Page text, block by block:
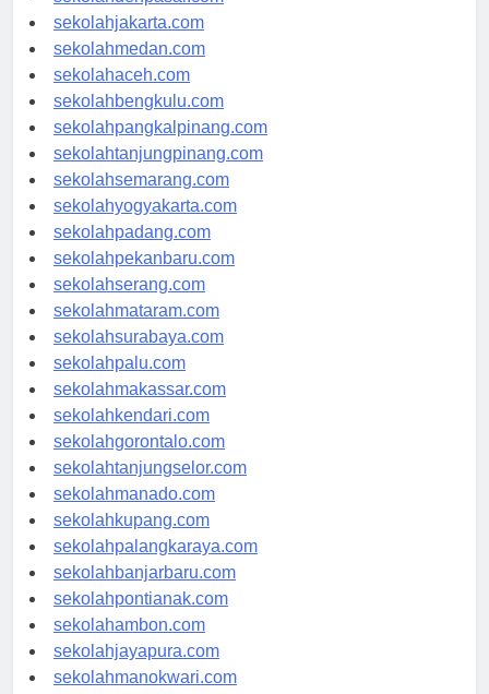
sekolahdenpasar.com
sekolahjakarta.com
sekolahmedan.com
sekolahaceh.com
sekolahbengkulu.com
sekolahpangkalpinang.com
sekolahtanjungpinang.com
sekolahsemarang.com
sekolahyogyakarta.com
sekolahpadang.com
sekolahpekanbaru.com
sekolahserang.com
sekolahmataram.com
sekolahsurabaya.com
sekolahpalu.com
sekolahmakassar.com
sekolahkendari.com
sekolahgorontalo.com
sekolahtanjungselor.com
sekolahmanado.com
sekolahkupang.com
sekolahpalangkaraya.com
sekolahbanjarbaru.com
sekolahpontianak.com
sekolahambon.com
sekolahjayapura.com